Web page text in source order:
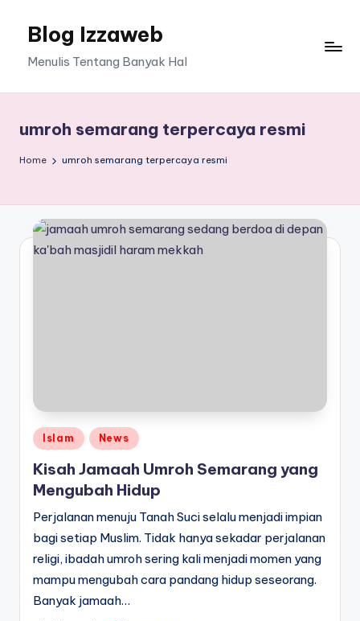
Blog Izzaweb
Menulis Tentang Banyak Hal
umroh semarang terpercaya resmi
Home umroh semarang terpercaya resmi
Posted
in
Islam News
Kisah Jamaah Umroh Semarang yang
Mengubah Hidup
Perjalanan menuju Tanah Suci selalu menjadi impian
bagi setiap Muslim. Tidak hanya sekadar perjalanan
religi, ibadah umroh sering kali menjadi momen yang
mampu mengubah cara pandang hidup seseorang.
Banyak jamaah…